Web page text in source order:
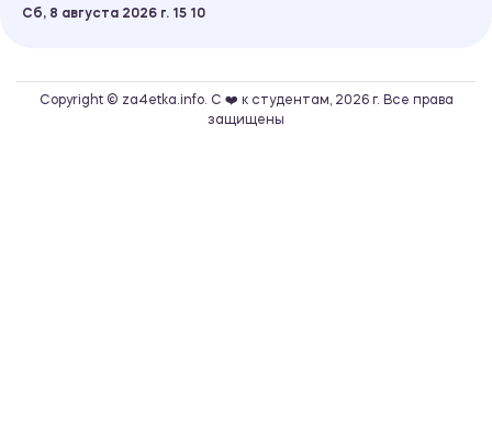
Сб, 8 августа 2026 г. 15 10
Copyright © za4etka.info. С ❤️ к студентам, 2026 г. Все права
защищены